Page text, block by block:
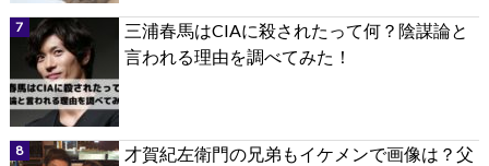
三浦春馬はCIAに殺されたって何？陰謀論と
言われる理由を調べてみた！
才賀紀左衛門の兄弟もイケメンで画像は？父